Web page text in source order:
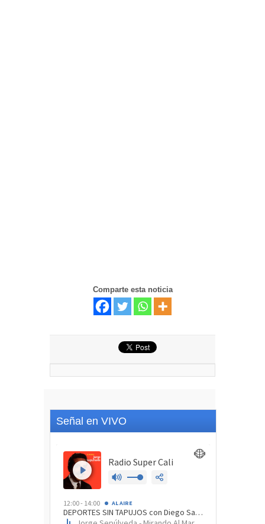
Comparte esta noticia
Señal en VIVO